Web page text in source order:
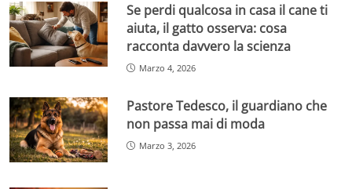
Se perdi qualcosa in casa il cane ti
aiuta, il gatto osserva: cosa
racconta davvero la scienza
Marzo 4, 2026
Pastore Tedesco, il guardiano che
non passa mai di moda
Marzo 3, 2026